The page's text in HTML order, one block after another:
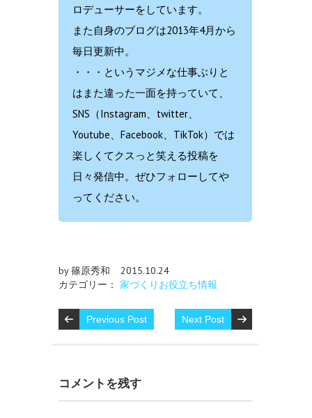
ロデューサーをしています。
また自身のブログは2013年4月から
毎日更新中。
・・・というマジメな仕事ぶりと
はまた違った一面を持っていて、
SNS（Instagram、twitter、
Youtube、Facebook、TikTok）では
楽しくてクスっと笑える投稿を
日々発信中。ぜひフォローしてや
ってください。
by 篠原秀和
2015.10.24
カテゴリー： 家づくりお役立ち情報
Previous Post Next Post
コメントを残す